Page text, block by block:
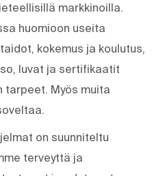
markkinoilla.
huomioon useita
kokemus ja koulutus,
luvat ja sertifikaatit
tarpeet. Myös muita
on suunniteltu
terveyttä ja